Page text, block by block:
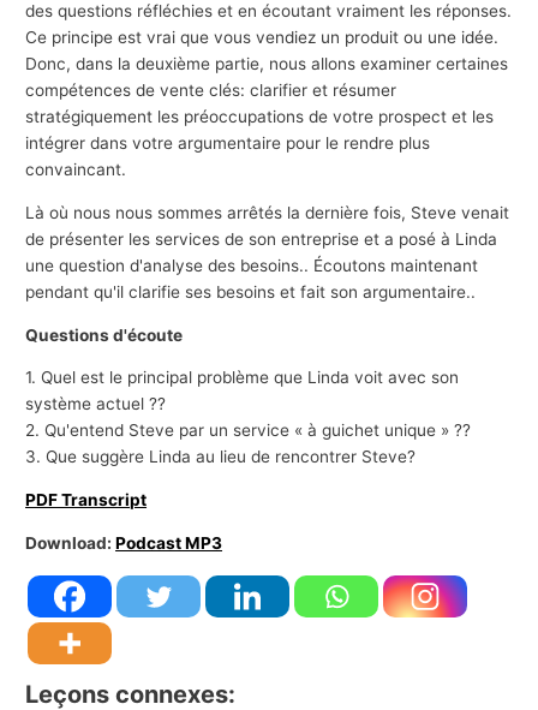
des questions réfléchies et en écoutant vraiment les réponses.
Ce principe est vrai que vous vendiez un produit ou une idée.
Donc, dans la deuxième partie, nous allons examiner certaines
compétences de vente clés: clarifier et résumer
stratégiquement les préoccupations de votre prospect et les
intégrer dans votre argumentaire pour le rendre plus
convaincant.
Là où nous nous sommes arrêtés la dernière fois, Steve venait
de présenter les services de son entreprise et a posé à Linda
une question d'analyse des besoins.. Écoutons maintenant
pendant qu'il clarifie ses besoins et fait son argumentaire..
Questions d'écoute
1. Quel est le principal problème que Linda voit avec son
système actuel ??
2. Qu'entend Steve par un service « à guichet unique » ??
3. Que suggère Linda au lieu de rencontrer Steve?
PDF Transcript
Download:Podcast MP3
Leçons connexes:
r
e